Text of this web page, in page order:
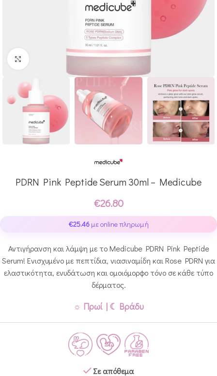
Click to enlarge
PDRN Pink Peptide Serum 30ml – Medicube
€26.80
€25.46με online πληρωμή
Αντιγήρανση και λάμψη με το Medicube PDRN Pink Peptide
Serum! Ενισχυμένο με πεπτίδια, νιασιναμίδη και Rose PDRN για
ελαστικότητα, ενυδάτωση και ομοιόμορφο τόνο σε κάθε τύπο
δέρματος.
☼ Πρωί | ☾ Βράδυ
Σε απόθεμα